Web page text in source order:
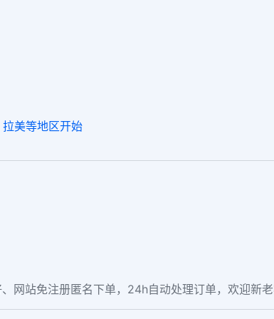
美等地区开始
网站免注册匿名下单，24h自动处理订单，欢迎新老